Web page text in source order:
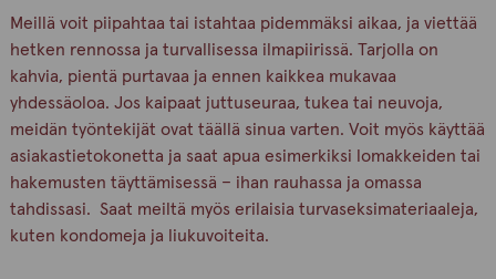
Meillä voit piipahtaa tai istahtaa pidemmäksi aikaa, ja viettää
hetken rennossa ja turvallisessa ilmapiirissä. Tarjolla on
kahvia, pientä purtavaa ja ennen kaikkea mukavaa
yhdessäoloa. Jos kaipaat juttuseuraa, tukea tai neuvoja,
meidän työntekijät ovat täällä sinua varten. Voit myös käyttää
asiakastietokonetta ja saat apua esimerkiksi lomakkeiden tai
hakemusten täyttämisessä – ihan rauhassa ja omassa
tahdissasi. Saat meiltä myös erilaisia turvaseksimateriaaleja,
kuten kondomeja ja liukuvoiteita.